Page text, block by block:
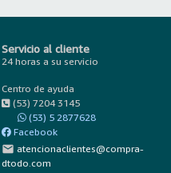
Servicio al cliente
24 horas a su servicio
Centro de ayuda
(53) 7204 3145
(53) 5 2877628
Facebook
mail atencionaclientes@compra-
dtodo.com